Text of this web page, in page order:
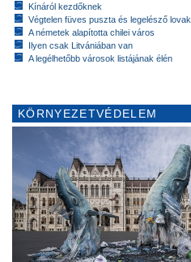
Kínáról kezdőknek
Végtelen füves puszta és legelésző lovak
A németek alapította chilei város
Ilyen csak Litvániában van
A legélhetőbb városok listájának élén
KÖRNYEZETVÉDELEM